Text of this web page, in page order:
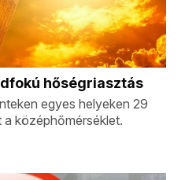
hőségriasztás
egyes helyeken 29
középhőmérséklet.